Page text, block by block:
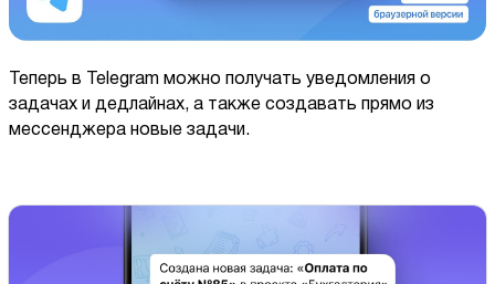
Теперь в Telegram можно получать уведомления о
задачах и дедлайнах, а также создавать прямо из
мессенджера новые задачи.